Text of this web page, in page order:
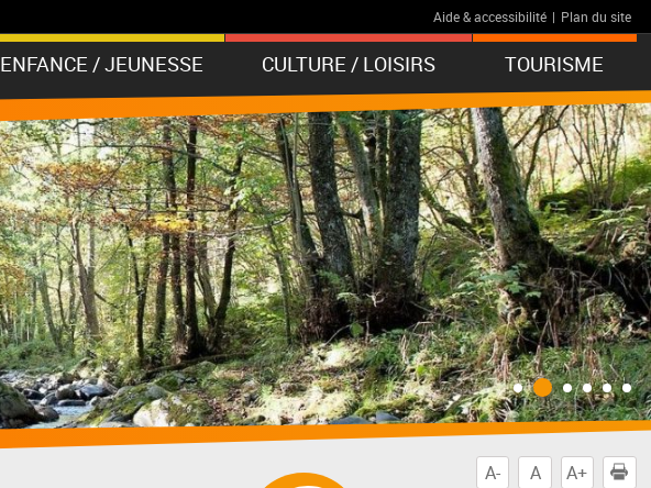
Aide & accessibilité | Plan du site
ENFANCE / JEUNESSE CULTURE / LOISIRS TOURISME
A- A A+